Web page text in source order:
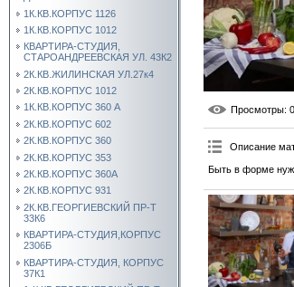
1К.КВ.КОРПУС 1126
1К.КВ.КОРПУС 1012
КВАРТИРА-СТУДИЯ,
СТАРОАНДРЕЕВСКАЯ УЛ. 43К2
2К.КВ.ЖИЛИНСКАЯ УЛ.27к4
2К.КВ.КОРПУС 1012
1К.КВ.КОРПУС 360 А
2К.КВ.КОРПУС 602
2К.КВ.КОРПУС 360
2К.КВ.КОРПУС 353
2К.КВ.КОРПУС 360А
2К.КВ.КОРПУС 931
2К.КВ.ГЕОРГИЕВСКИЙ ПР-Т
33К6
КВАРТИРА-СТУДИЯ,КОРПУС
2306Б
КВАРТИРА-СТУДИЯ, КОРПУС
37К1
Просмотры: 0
Описание
Быть в форме